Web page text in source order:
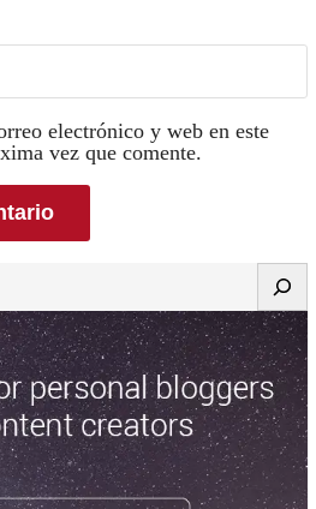
electrónico y web en este
vez que comente.